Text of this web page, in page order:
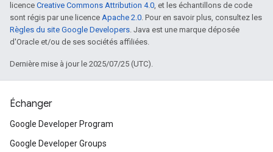
licence Creative Commons Attribution 4.0, et les échantillons de code
sont régis par une licence Apache 2.0. Pour en savoir plus, consultez les
Règles du site Google Developers. Java est une marque déposée
d'Oracle et/ou de ses sociétés affiliées.
Dernière mise à jour le 2025/07/25 (UTC).
Échanger
Google Developer Program
Google Developer Groups